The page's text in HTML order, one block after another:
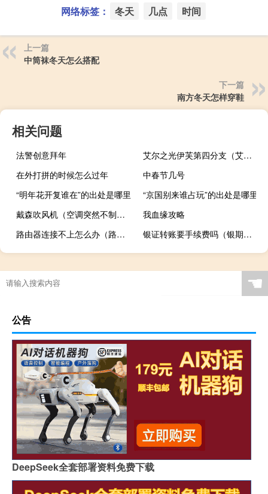
网络标签： 冬天 几点 时间
上一篇
中筒袜冬天怎么搭配
下一篇
南方冬天怎样穿鞋
相关问题
法警创意拜年
艾尔之光伊芙第四分支（艾尔之光伊芙）
在外打拼的时候怎么过年
中春节几号
“明年花开复谁在”的出处是哪里
“京国别来谁占玩”的出处是哪里
戴森吹风机（空调突然不制冷只吹风）
我血缘攻略
路由器连接不上怎么办（路由器连接不上）
银证转账要手续费吗（银期转账要手续费吗?）
☚
公告
DeepSeek全套部署资料免费下载